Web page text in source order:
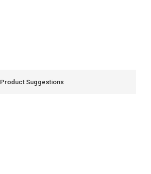
Product Suggestions